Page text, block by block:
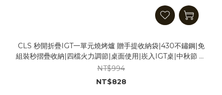
CLS 秒開折疊IGT一單元燒烤爐 贈手提收納袋|430不鏽鋼|免
組裝秒摺疊收納|四檔火力調節|桌面使用|崁入IGT桌|中秋節 烤
肉爐 烤肉架 燒烤架 焚火台 烤爐 火爐
NT$994
NT$828